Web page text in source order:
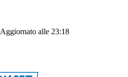
Aggiornato alle 23:18